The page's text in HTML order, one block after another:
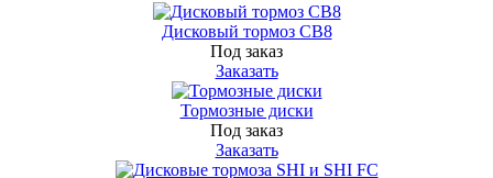
Дисковый тормоз СВ8
Под заказ
Заказать
Тормозные диски
Под заказ
Заказать